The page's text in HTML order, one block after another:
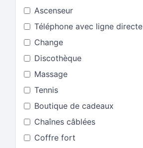
Ascenseur
Téléphone avec ligne directe
Change
Discothèque
Massage
Tennis
Boutique de cadeaux
Chaînes câblées
Coffre fort